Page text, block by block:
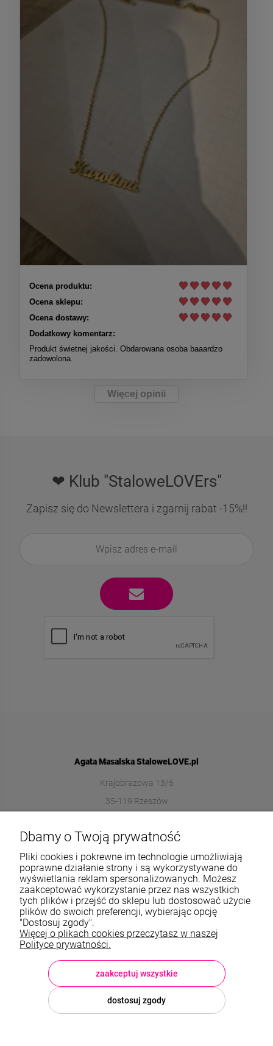
Ocena produktu:
Ocena sklepu:
Ocena dostawy:
Dodatkowy komentarz:
Produkt świetnej jakości. Obdarowana osoba baaardzo
zadowolona.
Więcej opinii
❤ Klub "StaloweLOVErs"
Zapisz się do Newslettera i zgarnij rabat -15%!!
Agata Masalska StaloweLOVE.pl
Krajobrazowa 13/5
35-119 Rzeszów
572989669
Informacje
O nas
TWOJE KONTO
Sklep: StaloweLOVE, Krajobrazowa 13/5, 35-119 Rzeszów, woj.
podkarpackie, NIP: 8133612433, tel.:572 989 669
sklep@stalowelove.com.pl
Dbamy o Twoją prywatność
Pliki cookies i pokrewne im technologie umożliwiają
poprawne działanie strony i są wykorzystywane do
wyświetlania reklam spersonalizowanych. Możesz
zaakceptować wykorzystanie przez nas wszystkich
tych plików i przejść do sklepu lub dostosować użycie
plików do swoich preferencji, wybierając opcję
"Dostosuj zgody".
Więcej o plikach cookies przeczytasz w naszej
Polityce prywatności.
dostosuj zgody
zaakceptuj wszystkie